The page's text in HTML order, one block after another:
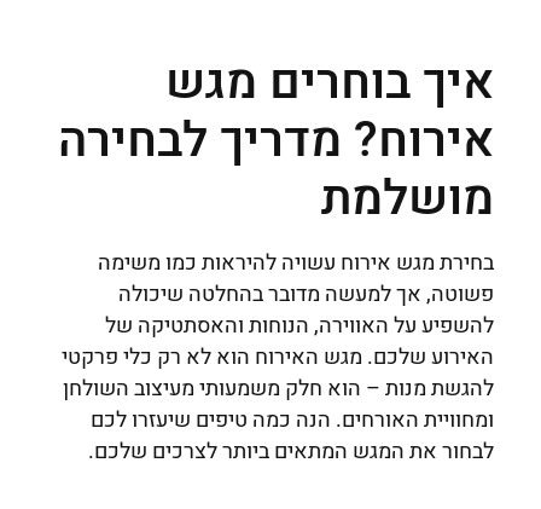
איך בוחרים מגש
אירוח? מדריך לבחירה
מושלמת
בחירת מגש אירוח עשויה להיראות כמו משימה
פשוטה, אך למעשה מדובר בהחלטה שיכולה
להשפיע על האווירה, הנוחות והאסתטיקה של
האירוע שלכם. מגש האירוח הוא לא רק כלי פרקטי
להגשת מנות – הוא חלק משמעותי מעיצוב השולחן
ומחוויית האורחים. הנה כמה טיפים שיעזרו לכם
לבחור את המגש המתאים ביותר לצרכים שלכם.